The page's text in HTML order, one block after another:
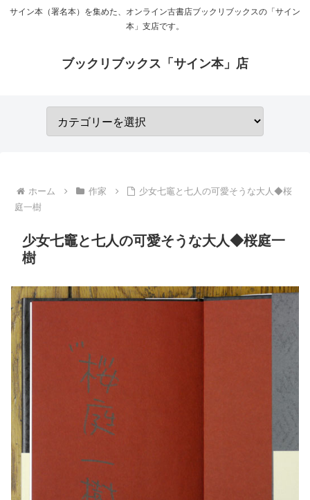
サイン本（署名本）を集めた、オンライン古書店ブックリブックスの「サイン
本」支店です。
ブックリブックス「サイン本」店
ホーム 作家
少女七竈と七人の可愛そうな大人◆桜
庭一樹
少女七竈と七人の可愛そうな大人◆桜庭一
樹